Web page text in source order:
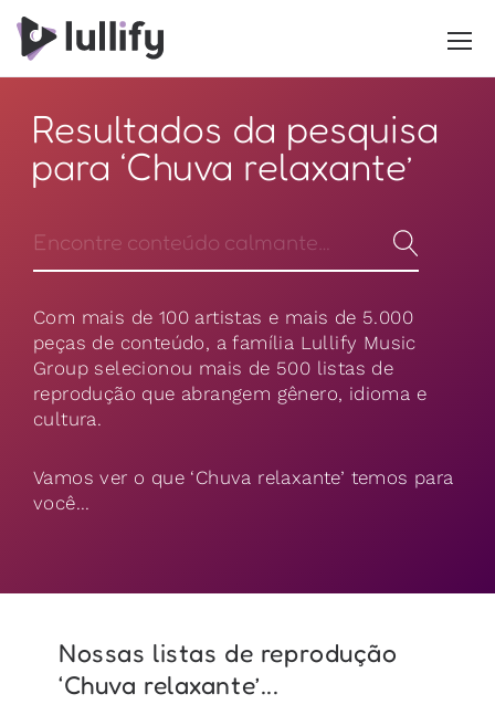
Resultados da pesquisa
para ‘Chuva relaxante’
Com mais de 100 artistas e mais de 5.000
peças de conteúdo, a família Lullify Music
Group selecionou mais de 500 listas de
reprodução que abrangem gênero, idioma e
cultura.
Vamos ver o que ‘Chuva relaxante’ temos para
você...
Nossas listas de reprodução
‘Chuva relaxante’...